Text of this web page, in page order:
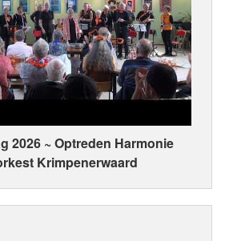
2026 ~ Optreden Harmonie
Krimpenerwaard